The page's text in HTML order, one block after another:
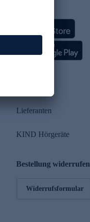
Lieferanten
KIND Hörgeräte
Bestellung widerrufen
Widerrufsformular